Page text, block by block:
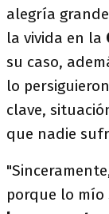
alegría
la vivida en la
su caso,
lo
clave,
que nadie
porque lo mío